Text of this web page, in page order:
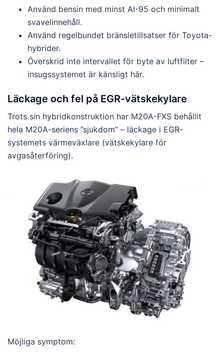
Använd bensin med minst AI-95 och minimalt
svavelinnehåll.
Använd regelbundet bränsletillsatser för Toyota-
hybrider.
Överskrid inte intervallet för byte av luftfilter –
insugssystemet är känsligt här.
Läckage och fel på EGR-vätskekylare
Trots sin hybridkonstruktion har M20A-FXS behållit
hela M20A-seriens ”sjukdom” – läckage i EGR-
systemets värmeväxlare (vätskekylare för
avgasåterföring).
Möjliga symptom: